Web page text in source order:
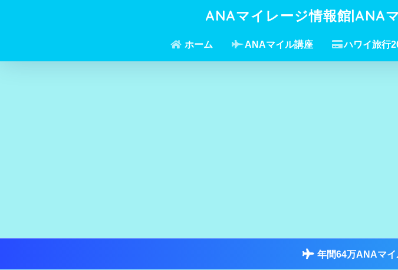
ANAマイレージ情報館|ANA
ホーム ANAマイル講座 ハワイ旅行
年間64万ANAマイ